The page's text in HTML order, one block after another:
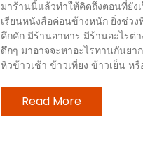
มาร้านนี้แล้วทำให้คิดถึงตอนที่ยั
เรียนหนังสือค่อนข้างหนัก ยิ่งช่ว
คึกคัก มีร้านอาหาร มีร้านอะไรต่
ดึกๆ มาอาจจะหาอะไรทานกันยา
หิวข้าวเช้า ข้าวเที่ยง ข้าวเย็น หรื
Read More